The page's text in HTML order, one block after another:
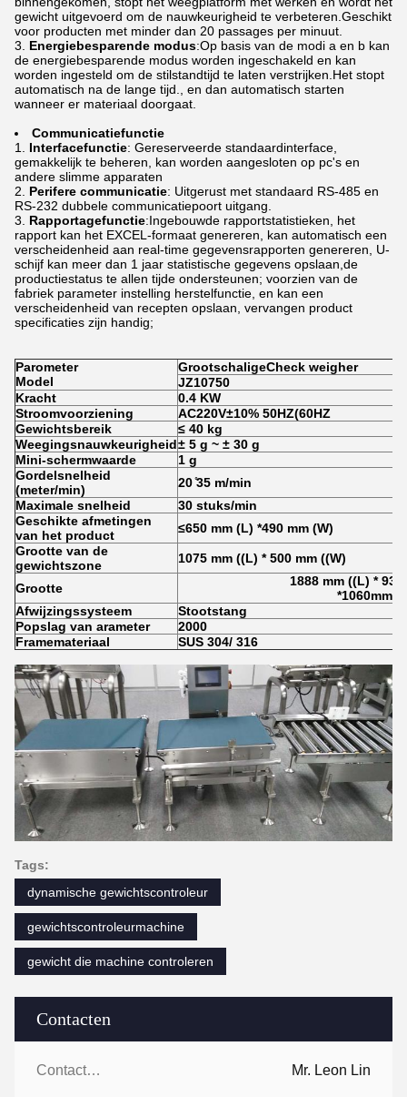
Contacten
Contacten: Mr. Leon Lin
gewicht uitgevoerd om de nauwkeurigheid te verbeteren.Geschikt
voor producten met minder dan 20 passages per minuut.
Energiebesparende modus:Op basis van de modi a en b kan
de energiebesparende modus worden ingeschakeld en kan
worden ingesteld om de stilstandtijd te laten verstrijken.Het stopt
automatisch na de lange tijd., en dan automatisch starten
wanneer er materiaal doorgaat.
Communicatiefunctie
Interfacefunctie: Gereserveerde standaardinterface,
gemakkelijk te beheren, kan worden aangesloten op pc's en
andere slimme apparaten
Perifere communicatie: Uitgerust met standaard RS-485 en
RS-232 dubbele communicatiepoort uitgang.
Rapportagefunctie:Ingebouwde rapportstatistieken, het
rapport kan het EXCEL-formaat genereren, kan automatisch een
verscheidenheid aan real-time gegevensrapporten genereren, U-
schijf kan meer dan 1 jaar statistische gegevens opslaan,de
productiestatus te allen tijde ondersteunen; voorzien van de
fabriek parameter instelling herstelfunctie, en kan een
verscheidenheid van recepten opslaan, vervangen product
specificaties zijn handig;
Parometer
Model
GrootschaligeCheck weigher
JZ10750
Kracht
0.4 KW
Stroomvoorziening
AC220V±10% 50HZ(60HZ
Gewichtsbereik
≤ 40 kg
Weegingsnauwkeurigheid± 5 g ~ ± 30 g
Mini-schermwaarde
1 g
Gordelsnelheid
(meter/min)
20 ̊35 m/min
Maximale snelheid
30 stuks/min
Geschikte afmetingen
van het product
≤650 mm (L) *490 mm (W)
Grootte van de
gewichtszone
1075 mm ((L) * 500 mm ((W)
Grootte
1888 mm ((L) * 935
Afwijzingssysteem
Stootstang
Popslag van arameter
2000
Framemateriaal
SUS 304/ 316
Tags:
dynamische gewichtscontroleur
gewichtscontroleurmachine
gewicht die machine controleren